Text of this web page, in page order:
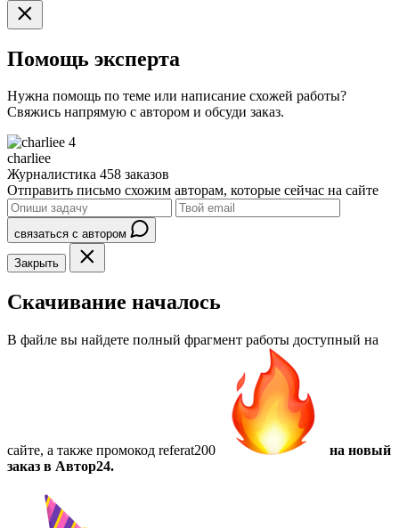
Помощь эксперта
Нужна помощь по теме или написание схожей работы?
Свяжись напрямую с автором и обсуди заказ.
4
charliee
Журналистика 458 заказов
Отправить письмо схожим авторам, которые сейчас на сайте
связаться с автором
Закрыть
Скачивание началось
В файле вы найдете полный фрагмент работы доступный на
сайте, а также промокод referat200
на новый
заказ в Автор24.